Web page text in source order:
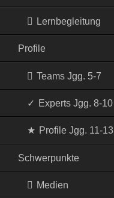
Lernbegleitung
Profile
Teams Jgg. 5-7
Experts Jgg. 8-10
Profile Jgg. 11-13
Schwerpunkte
Medien